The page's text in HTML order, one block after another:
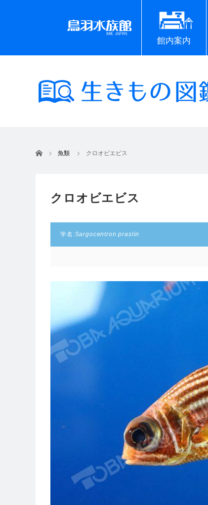
館内案内
ホーム 魚類 クロオビエビス
クロオビエビス
学名:Sargocentron praslin